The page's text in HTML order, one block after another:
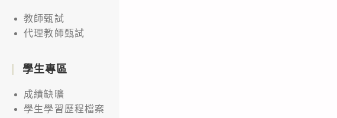
教師甄試
代理教師甄試
學生專區
成績缺曠
學生學習歷程檔案